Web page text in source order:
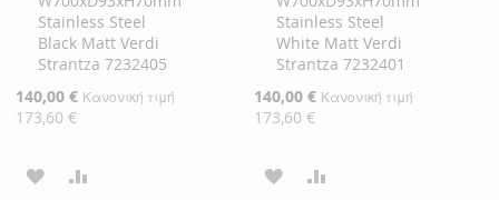
Stainless Steel
Black Matt Verdi
Strantza 7232405
Ειδική
Τιμή
140,00 € Κανονική τιμή
173,60 €
ΠΡΟΣΘΉΚΗ
Stainless Steel
White Matt Verdi
Strantza 7232401
Ειδική
Τιμή
140,00 € Κανονική τιμή
173,60 €
ΠΡΟΣΘΉΚΗ